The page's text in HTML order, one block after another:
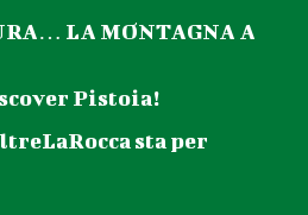
LA MONTAGNA A
Pistoia!
sta per